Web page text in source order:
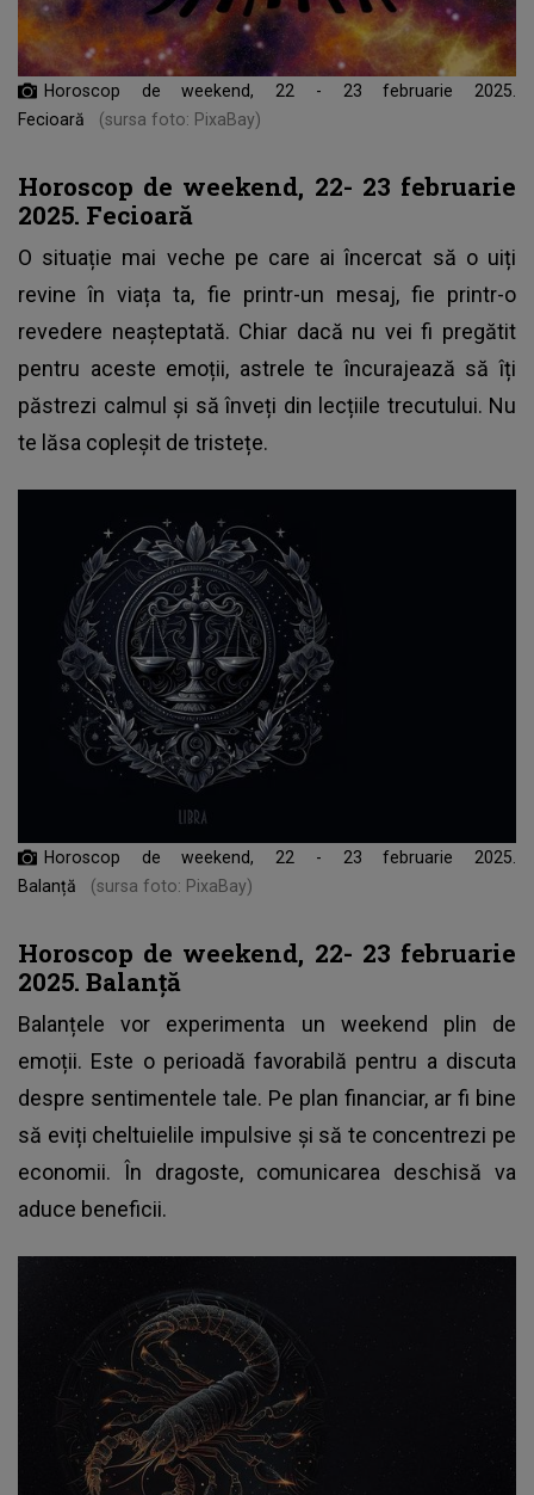
Horoscop de weekend, 22 - 23 februarie 2025.
Fecioară
(sursa foto: PixaBay)
Horoscop de weekend, 22- 23 februarie
2025. Fecioară
O situație mai veche pe care ai încercat să o uiți
revine în viața ta, fie printr-un mesaj, fie printr-o
revedere neașteptată. Chiar dacă nu vei fi pregătit
pentru aceste emoții, astrele te încurajează să îți
păstrezi calmul și să înveți din lecțiile trecutului. Nu
te lăsa copleșit de tristețe.
Horoscop de weekend, 22 - 23 februarie 2025.
Balanță
(sursa foto: PixaBay)
Horoscop de weekend, 22- 23 februarie
2025. Balanță
Balanțele vor experimenta un weekend plin de
emoții. Este o perioadă favorabilă pentru a discuta
despre sentimentele tale. Pe plan financiar, ar fi bine
să eviți cheltuielile impulsive și să te concentrezi pe
economii. În dragoste, comunicarea deschisă va
aduce beneficii.